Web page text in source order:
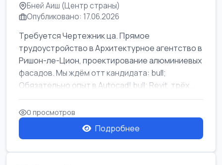
Бней Аиш (Центр страны)
Опубликовано: 17.06.2026
Требуется Чертежник ца. Прямое
трудоустройство в Архитектурное агентство в
Ришон-ле-Цион, проектирование алюминиевых
фасадов. Мы ждём отт кандидата: bull;
Обязательно опыт в Autocad! bull; Revit, трёх...
0 просмотров
Подробнее